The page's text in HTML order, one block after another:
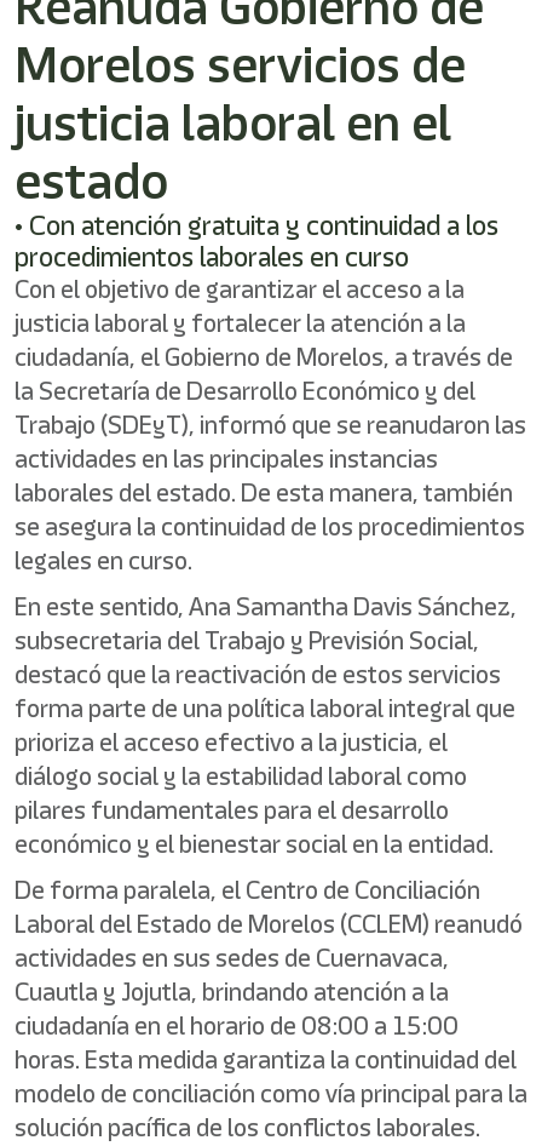
Este
acceso
directo
lector
de
pantalla
para
navegar
interactuar
con
contenido.
Morelos servicios de
justicia laboral en el
estado
• Con atención gratuita y continuidad a los
procedimientos laborales en curso
Con el objetivo de garantizar el acceso a la
justicia laboral y fortalecer la atención a la
ciudadanía, el Gobierno de Morelos, a través de
la Secretaría de Desarrollo Económico y del
Trabajo (SDEyT), informó que se reanudaron las
actividades en las principales instancias
laborales del estado. De esta manera, también
se asegura la continuidad de los procedimientos
legales en curso.
En este sentido, Ana Samantha Davis Sánchez,
subsecretaria del Trabajo y Previsión Social,
destacó que la reactivación de estos servicios
forma parte de una política laboral integral que
prioriza el acceso efectivo a la justicia, el
diálogo social y la estabilidad laboral como
pilares fundamentales para el desarrollo
económico y el bienestar social en la entidad.
De forma paralela, el Centro de Conciliación
Laboral del Estado de Morelos (CCLEM) reanudó
actividades en sus sedes de Cuernavaca,
Cuautla y Jojutla, brindando atención a la
ciudadanía en el horario de 08:00 a 15:00
horas. Esta medida garantiza la continuidad del
modelo de conciliación como vía principal para la
solución pacífica de los conflictos laborales.